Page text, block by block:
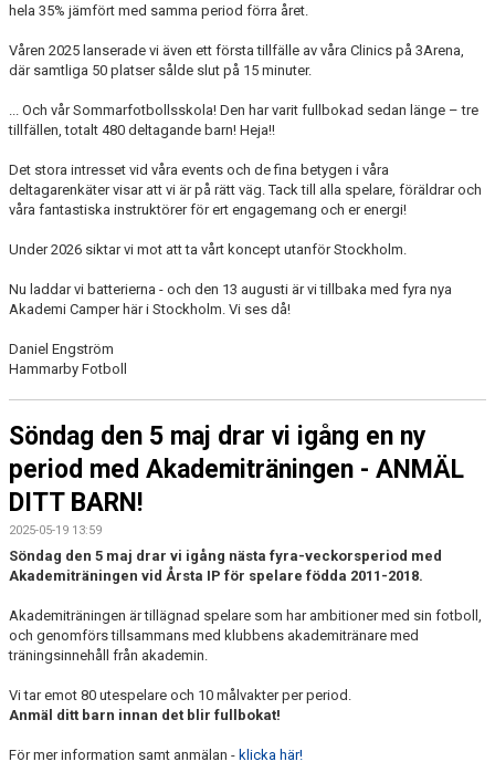
hela 35% jämfört med samma period förra året.
Våren 2025 lanserade vi även ett första tillfälle av våra Clinics på 3Arena,
där samtliga 50 platser sålde slut på 15 minuter.
... Och vår Sommarfotbollsskola! Den har varit fullbokad sedan länge – tre
tillfällen, totalt 480 deltagande barn! Heja!!
Det stora intresset vid våra events och de fina betygen i våra
deltagarenkäter visar att vi är på rätt väg. Tack till alla spelare, föräldrar och
våra fantastiska instruktörer för ert engagemang och er energi!
Under 2026 siktar vi mot att ta vårt koncept utanför Stockholm.
Nu laddar vi batterierna - och den 13 augusti är vi tillbaka med fyra nya
Akademi Camper här i Stockholm. Vi ses då!
Daniel Engström
Hammarby Fotboll
Söndag den 5 maj drar vi igång en ny
period med Akademiträningen - ANMÄL
DITT BARN!
2025-05-19 13:59
Söndag den 5 maj drar vi igång nästa fyra-veckorsperiod med
Akademiträningen vid Årsta IP för spelare födda 2011-2018.
Akademiträningen är tillägnad spelare som har ambitioner med sin fotboll,
och genomförs tillsammans med klubbens akademitränare med
träningsinnehåll från akademin.
Vi tar emot 80 utespelare och 10 målvakter per period.
Anmäl ditt barn innan det blir fullbokat!
För mer information samt anmälan - klicka här!